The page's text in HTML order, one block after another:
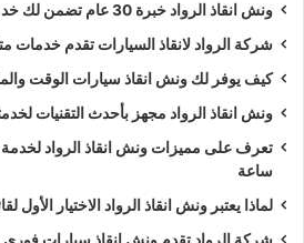
ونش انقاذ الرواد خبرة 30 عام تضمن لك خدمة مميزة
شركة الرواد لانقاذ السيارات تقدم خدمات
كيف يوفر لك ونش انقاذ سيارات الوقت
ونش انقاذ الرواد مجهز بأحدث التقنيات
ساعة
لماذا يعتبر ونش انقاذ الرواد الاختيار